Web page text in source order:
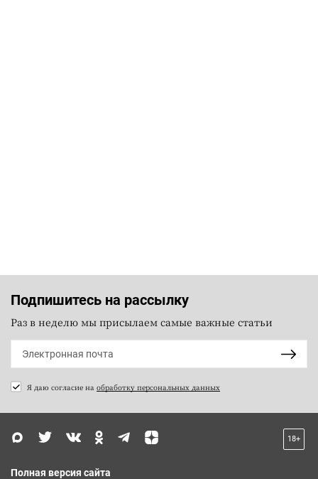
Подпишитесь на рассылку
Раз в неделю мы присылаем самые важные статьи
Я даю согласие на обработку персональных данных
18+
Полная версия сайта